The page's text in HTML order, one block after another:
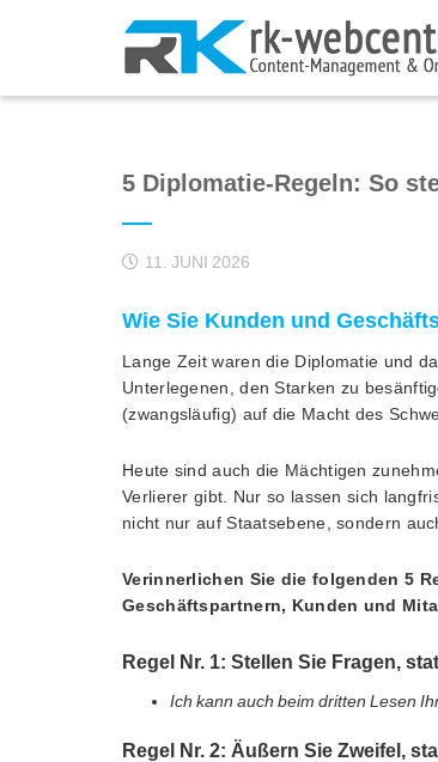
5 Diplomatie-Regeln: So
11. JUNI 2026
Wie Sie Kunden und
Lange Zeit waren die Diplomatie und
Unterlegenen, den Starken zu
(zwangsläufig) auf die Macht des
Heute sind auch die Mächtigen
Verlierer gibt. Nur so lassen sich
nicht nur auf Staatsebene, sondern
Verinnerlichen Sie die folgenden 5
Geschäftspartnern, Kunden und
Regel Nr. 1: Stellen Sie Fragen,
Ich kann auch beim dritten Lesen
Regel Nr. 2: Äußern Sie Zweifel,